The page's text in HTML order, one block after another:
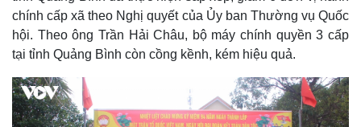
chính cấp xã theo Nghị quyết của Ủy ban Thường vụ Quốc
hội. Theo ông Trần Hải Châu, bộ máy chính quyền 3 cấp
tại tỉnh Quảng Bình còn cồng kềnh, kém hiệu quả.